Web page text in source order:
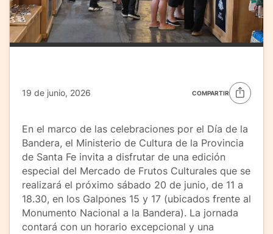
19 de junio, 2026 COMPARTIR
En el marco de las celebraciones por el Día de la
Bandera, el Ministerio de Cultura de la Provincia
de Santa Fe invita a disfrutar de una edición
especial del Mercado de Frutos Culturales que se
realizará el próximo sábado 20 de junio, de 11 a
18.30, en los Galpones 15 y 17 (ubicados frente al
Monumento Nacional a la Bandera). La jornada
contará con un horario excepcional y una